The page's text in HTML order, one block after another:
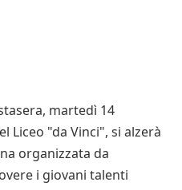
martedì 14
Liceo "da Vinci", si alzerà
organizzata da
i giovani talenti